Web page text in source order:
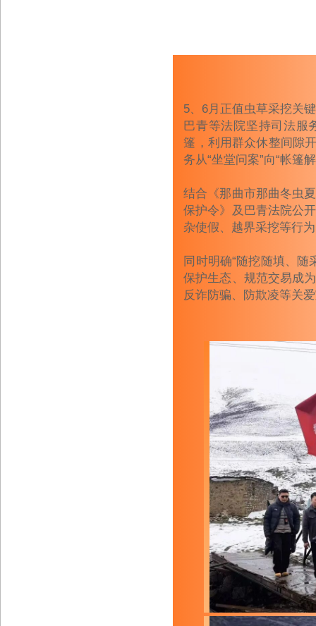
5、6月正值虫草采挖关
巴青等法院坚持司法服
篷，利用群众休整间隙
务从“坐堂问案”向“帐篷
结合《那曲市那曲冬虫
保护令》及巴青法院公
杂使假、越界采挖等行
同时明确“随挖随填、
保护生态、规范交易成
反诈防骗、防欺凌等关